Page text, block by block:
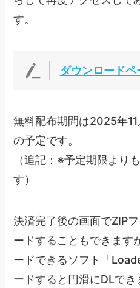
す。
ダウンロードペ
無料配布期間は2025年
の予定です。
（追記：※予定期限より
す）
決済完了後の画面でZIP
ードすることもできます
ードできるソフト「
ードすると円滑にDLでき